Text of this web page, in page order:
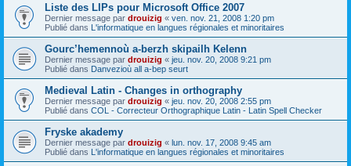
Liste des LIPs pour Microsoft Office 2007
Dernier message par drouizig « ven. nov. 21, 2008 1:20 pm
Publié dans L'informatique en langues régionales et minoritaires
Gourc’hemennoù a-berzh skipailh Kelenn
Dernier message par drouizig « jeu. nov. 20, 2008 9:21 pm
Publié dans Danvezioù all a-bep seurt
Medieval Latin - Changes in orthography
Dernier message par drouizig « jeu. nov. 20, 2008 2:55 pm
Publié dans COL - Correcteur Orthographique Latin - Latin Spell Checker
Fryske akademy
Dernier message par drouizig « lun. nov. 17, 2008 9:45 am
Publié dans L'informatique en langues régionales et minoritaires